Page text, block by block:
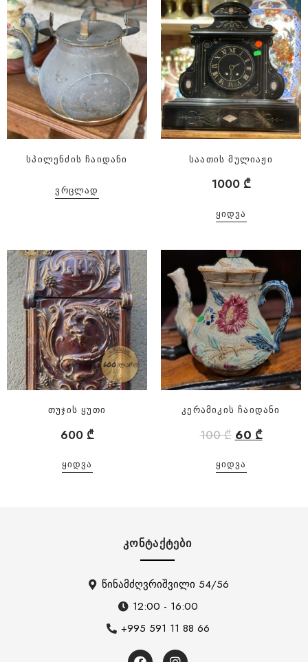
სპილენძის ჩაიდანი
ᲕᲠᲪᲚᲐᲓ
საათის მულიაჟი
1000 ₾
ᲧᲘᲓᲕᲐ
თუჯის ყუთი
600 ₾
ᲧᲘᲓᲕᲐ
კერამიკის ჩაიდანი
100₾ 60 ₾
ᲧᲘᲓᲕᲐ
ᲙᲝᲜᲢᲐᲥᲢᲔᲑᲘ
წინამძღვრიშვილი 54/56
12:00 - 16:00
+995 591 11 88 66